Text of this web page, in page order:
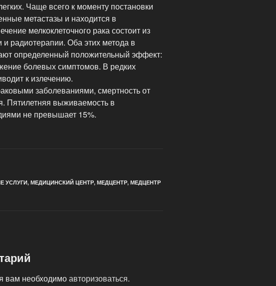
Чаще всего к моменту постановки
метастазы и находится в
мелкоклеточного рака состоит из
радиотерапии. Оба этих метода в
определенный положительный эффект:
болевых симптомов. В редких
к излечению.
заболеваниями, смертность от
Пятилетняя выживаемость в
не превышает 15%.
УСЛУГИ, МЕДИЦИНСКИЙ ЦЕНТР, МЕДЦЕНТР, МЕДЦЕНТР
вам необходимоавторизоваться.